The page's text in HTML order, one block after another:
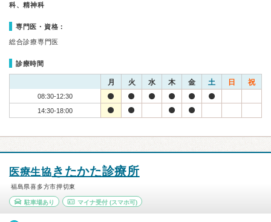
科、精神科
専門医・資格：
総合診療専門医
診療時間
月 火 水 木 金 土 日 祝
08:30-12:30
14:30-18:00
医療生協 きたかた診療所
福島県喜多方市押切東
駐車場あり マイナ受付(スマホ可)